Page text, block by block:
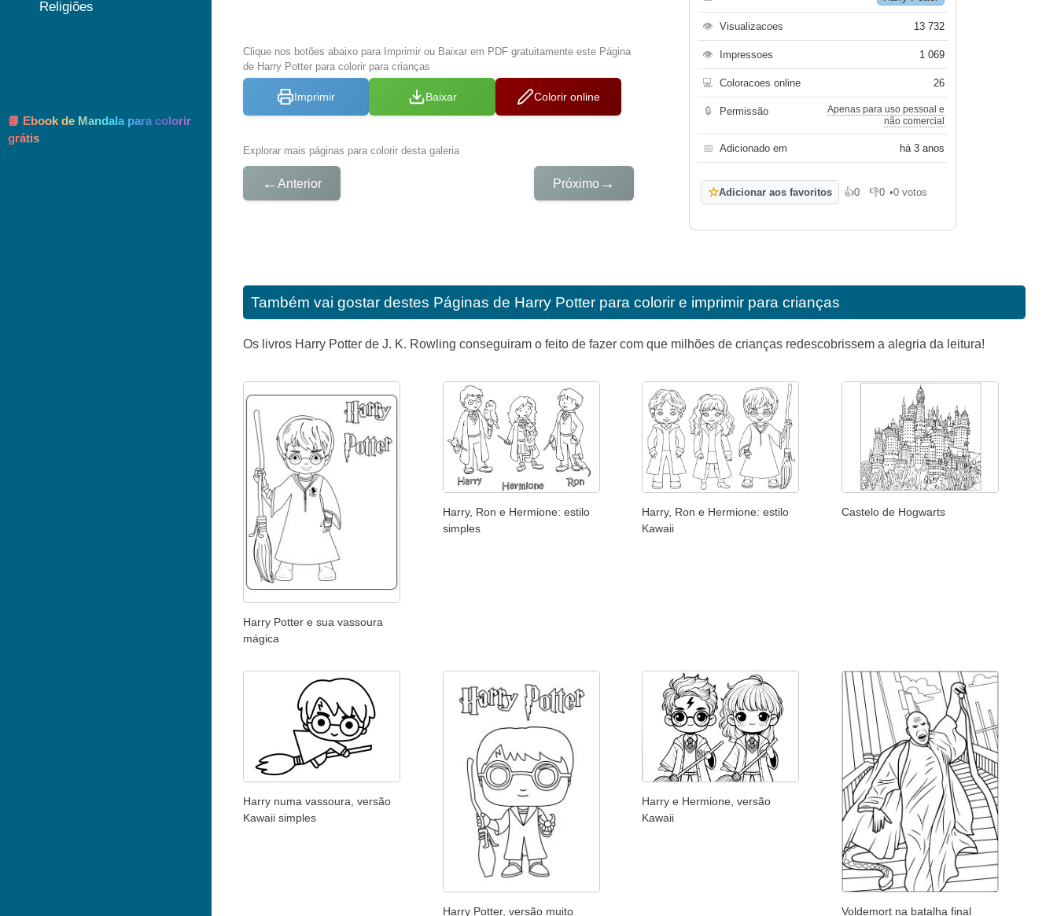
Clique nos botões abaixo para Imprimir ou Baixar em PDF gratuitamente este Página
de Harry Potter para colorir para crianças
Imprimir Baixar Colorir online
Explorar mais páginas para colorir desta galeria
← Anterior Próximo →
👁 Visualizacoes 13 732
👁 Impressoes 1 069
💻 Coloracoes online 26
🔒 Permissão
Apenas para uso pessoal e
não comercial
📅 Adicionado em há 3 anos
☆Adicionar aos favoritos 👍0
Gosto 👎0
Não gosto
•0 votos
Também vai gostar destes Páginas de Harry Potter para colorir e imprimir para crianças
Os livros Harry Potter de J. K. Rowling conseguiram o feito de fazer com que milhões de crianças redescobrissem a alegria da leitura!
Harry Potter e sua vassoura
mágica
Harry, Ron e Hermione: estilo
simples
Harry, Ron e Hermione: estilo
Kawaii
Castelo de Hogwarts
Harry numa vassoura, versão
Kawaii simples
Harry Potter, versão muito
Harry e Hermione, versão
Kawaii
Voldemort na batalha final
Religiões
📘 Ebook de Mandala para colorir
grátis